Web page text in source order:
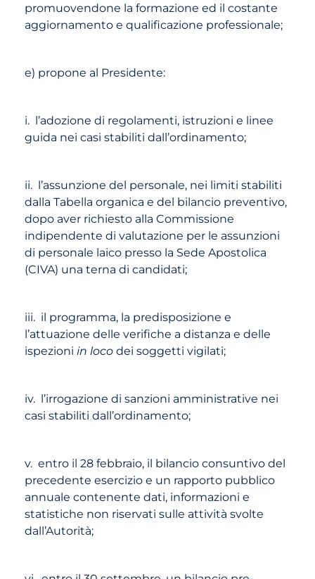
promuovendone la formazione ed il costante
aggiornamento e qualificazione professionale;
e) propone al Presidente:
i. l’adozione di regolamenti, istruzioni e linee
guida nei casi stabiliti dall’ordinamento;
ii. l’assunzione del personale, nei limiti stabiliti
dalla Tabella organica e del bilancio preventivo,
dopo aver richiesto alla Commissione
indipendente di valutazione per le assunzioni
di personale laico presso la Sede Apostolica
(CIVA) una terna di candidati;
iii. il programma, la predisposizione e
l’attuazione delle verifiche a distanza e delle
ispezioni in locodei soggetti vigilati;
iv. l’irrogazione di sanzioni amministrative nei
casi stabiliti dall’ordinamento;
v. entro il 28 febbraio, il bilancio consuntivo del
precedente esercizio e un rapporto pubblico
annuale contenente dati, informazioni e
statistiche non riservati sulle attività svolte
dall’Autorità;